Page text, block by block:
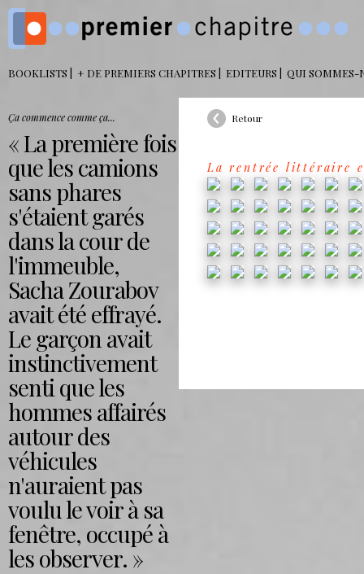
BOOKLISTS + DE PREMIERS CHAPITRES EDITEURS QUI SOMMES-
Ça commence comme ça...
La première fois
que les camions
sans phares
s'étaient garés
dans la cour de
l'immeuble,
Sacha Zourabov
avait été effrayé.
Le garçon avait
instinctivement
senti que les
hommes affairés
autour des
véhicules
n'auraient pas
voulu le voir à sa
fenêtre, occupé à
les observer.
Retour
La rentrée littéraire